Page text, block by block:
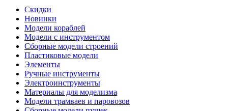
Скидки
Новинки
Модели кораблей
Модели с инструментом
Сборные модели строений
Пластиковые модели
Элементы
Ручные инструменты
Электроинструменты
Материалы для моделизма
Модели трамваев и паровозов